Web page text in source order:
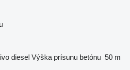
diesel Výška prísunu betónu 50 m